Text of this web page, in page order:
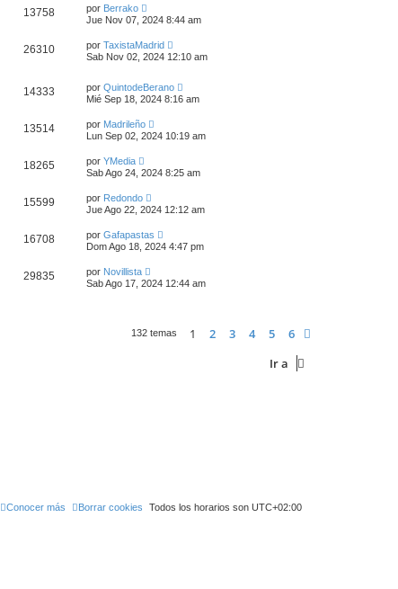
13758 por Berrako
Jue Nov 07, 2024 8:44 am
26310 por TaxistaMadrid
Sab Nov 02, 2024 12:10 am
14333 por QuintodeBerano
Mié Sep 18, 2024 8:16 am
13514 por Madrileño
Lun Sep 02, 2024 10:19 am
18265 por YMedia
Sab Ago 24, 2024 8:25 am
15599 por Redondo
Jue Ago 22, 2024 12:12 am
16708 por Gafapastas
Dom Ago 18, 2024 4:47 pm
29835 por Novillista
Sab Ago 17, 2024 12:44 am
132 temas 1 2 3 4 5 6
Ir a
Todos los horarios son UTC+02:00
Borrar cookies
Conocer más